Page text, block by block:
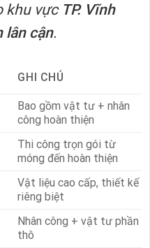
khu vực TP. Vĩnh
lân cận.
GHI CHÚ
Bao gồm vật tư + nhân
công hoàn thiện
Thi công trọn gói từ
móng đến hoàn thiện
Vật liệu cao cấp, thiết kế
riêng biệt
Nhân công + vật tư phần
thô